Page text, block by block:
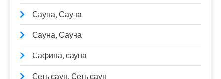
Сауна, Сауна
Сауна, Сауна
Сафина, сауна
Сеть саун, Сеть саун